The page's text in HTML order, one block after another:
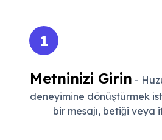
1
Metninizi Girin -
deneyimine dönüştürmek
bir mesajı, betiği veya